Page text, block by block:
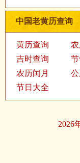
中国老黄历查询
黄历查询
吉时查询
农历闰月
节日大全
2026